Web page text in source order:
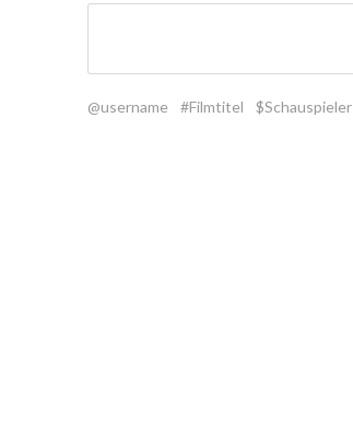
@username #Filmtitel $Schauspieler